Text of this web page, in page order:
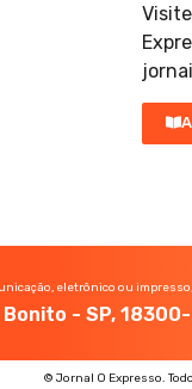
eletrônico ou
- SP,
© Jornal O Expresso.